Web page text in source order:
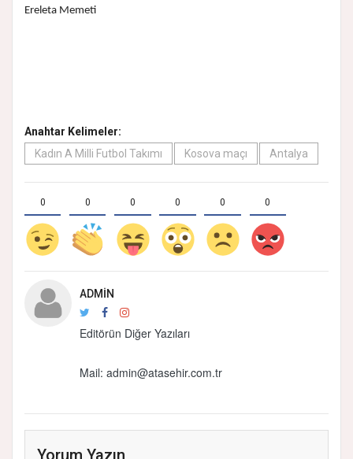
Ereleta Memeti
Anahtar Kelimeler:
Kadın A Milli Futbol Takımı
Kosova maçı Antalya
0 0 0 0 0 0
ADMIN
Editörün Diğer Yazıları
Mail: admin@atasehir.com.tr